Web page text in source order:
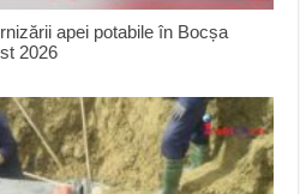
apei potabile în Bocșa
2026